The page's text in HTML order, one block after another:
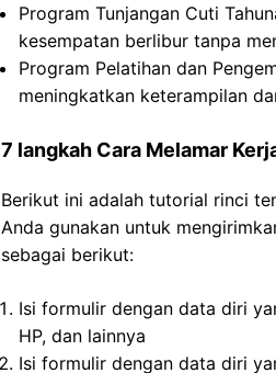
Program Tunjangan Cuti
kesempatan berlibur tanpa
Program Pelatihan dan
meningkatkan keterampilan
7 langkah Cara Melamar
Berikut ini adalah tutorial rinci
Anda gunakan untuk
sebagai berikut:
Isi formulir dengan data diri
HP, dan lainnya
Isi formulir dengan data diri